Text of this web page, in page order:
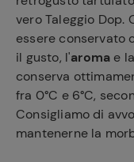
vero Taleggio Dop.
essere conservato
il gusto, l'aroma e
conserva
fra 0°C e 6°C,
Consigliamo di
mantenerne la